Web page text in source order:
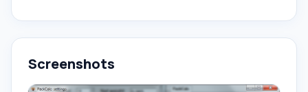
Screenshots